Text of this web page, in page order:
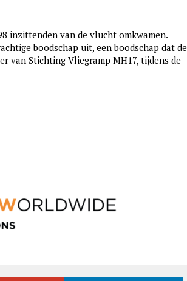
inzittenden van de vlucht omkwamen.
boodschap uit, een boodschap dat de
van Stichting Vliegramp MH17, tijdens de
edition3
januari 27, 2017